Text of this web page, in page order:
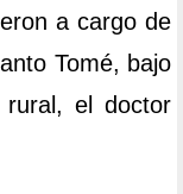
a cargo de
Tomé, bajo
rural, el doctor